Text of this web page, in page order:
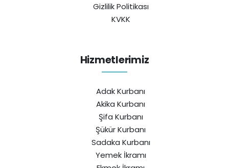
Gizlilik Politikası
KVKK
Hizmetlerimiz
Adak Kurbanı
Akika Kurbanı
Şifa Kurbanı
Şükür Kurbanı
Sadaka Kurbanı
Yemek İkramı